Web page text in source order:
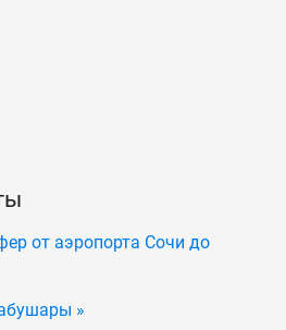
от аэропорта Сочи до
»